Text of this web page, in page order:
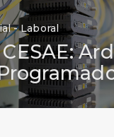
- Laboral